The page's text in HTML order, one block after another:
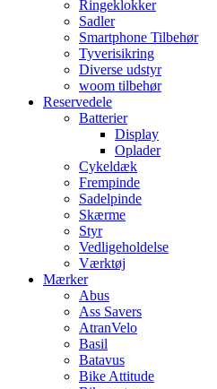
Ringeklokker
Sadler
Smartphone Tilbehør
Tyverisikring
Diverse udstyr
woom tilbehør
Reservedele
Batterier
Display
Oplader
Cykeldæk
Frempinde
Sadelpinde
Skærme
Styr
Vedligeholdelse
Værktøj
Mærker
Abus
Ass Savers
AtranVelo
Basil
Batavus
Bike Attitude